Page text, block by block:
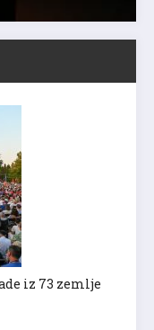
iz 73 zemlje